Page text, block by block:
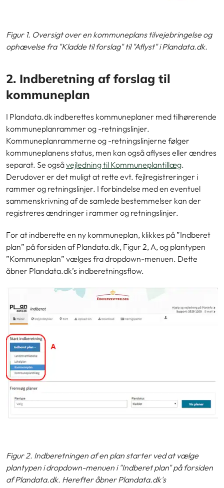
Figur 1. Oversigt over en kommuneplans tilvejebringelse og
ophævelse fra "Kladde til forslag" til "Aflyst" i Plandata.dk.
2. Indberetning af forslag til
kommuneplan
I Plandata.dk indberettes kommuneplaner med tilhørerende
kommuneplanrammer og -retningslinjer.
Kommuneplanrammerne og -retningslinjerne følger
kommuneplanens status, men kan også aflyses eller ændres
separat. Se ogsåvejledning til Kommuneplantillæg.
Derudover er det muligt at rette evt. fejlregistreringer i
rammer og retningslinjer. I forbindelse med en eventuel
sammenskrivning af de samlede bestemmelser kan der
registreres ændringer i rammer og retningslinjer.
For at indberette en ny kommuneplan, klikkes på ”Indberet
plan” på forsiden af Plandata.dk, Figur 2, A, og plantypen
”Kommuneplan” vælges fra dropdown-menuen. Dette
åbner Plandata.dk’s indberetningsflow.
Figur 2. Indberetningen af en plan starter ved at vælge
plantypen i dropdown-menuen i "Indberet plan" på forsiden
af Plandata.dk. Herefter åbner Plandata.dk's